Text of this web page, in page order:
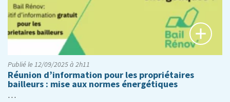
Publié le 12/09/2025 à 2h11
Réunion d’information pour les propriétaires
bailleurs : mise aux normes énergétiques
…